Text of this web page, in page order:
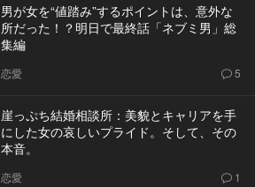
男が女を“値踏み”するポイントは、意外な
所だった！？明日で最終話「ネブミ男」総
集編
恋愛 5
崖っぷち結婚相談所：美貌とキャリアを手
にした女の哀しいプライド。そして、その
本音。
恋愛 1